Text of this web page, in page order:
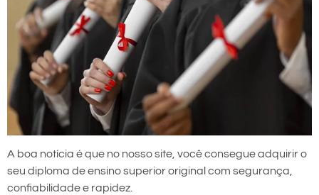
A boa notícia é que no nosso site, você consegue adquirir o
seu diploma de ensino superior original com segurança,
confiabilidade e rapidez.